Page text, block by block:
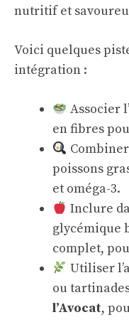
nutritif et
Voici quelques
intégration :
Associer
en fibres
poissons
et oméga-3.
Inclure
glycémique
complet,
Utiliser
ou
l’Avocat,